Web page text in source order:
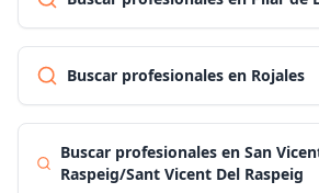
Buscar profesionales en Rojales
Buscar profesionales en San
Raspeig/Sant Vicent Del Raspeig